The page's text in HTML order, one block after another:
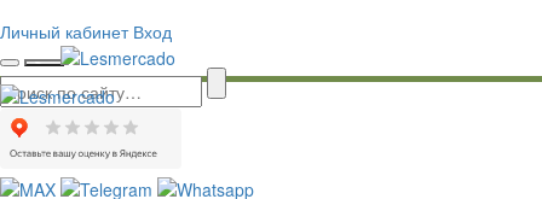
Личный кабинет Вход